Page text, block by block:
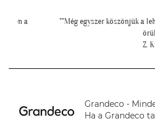
a
""Még egyszer köszönjük a
Z.
Grandeco -
Ha a Grandeco